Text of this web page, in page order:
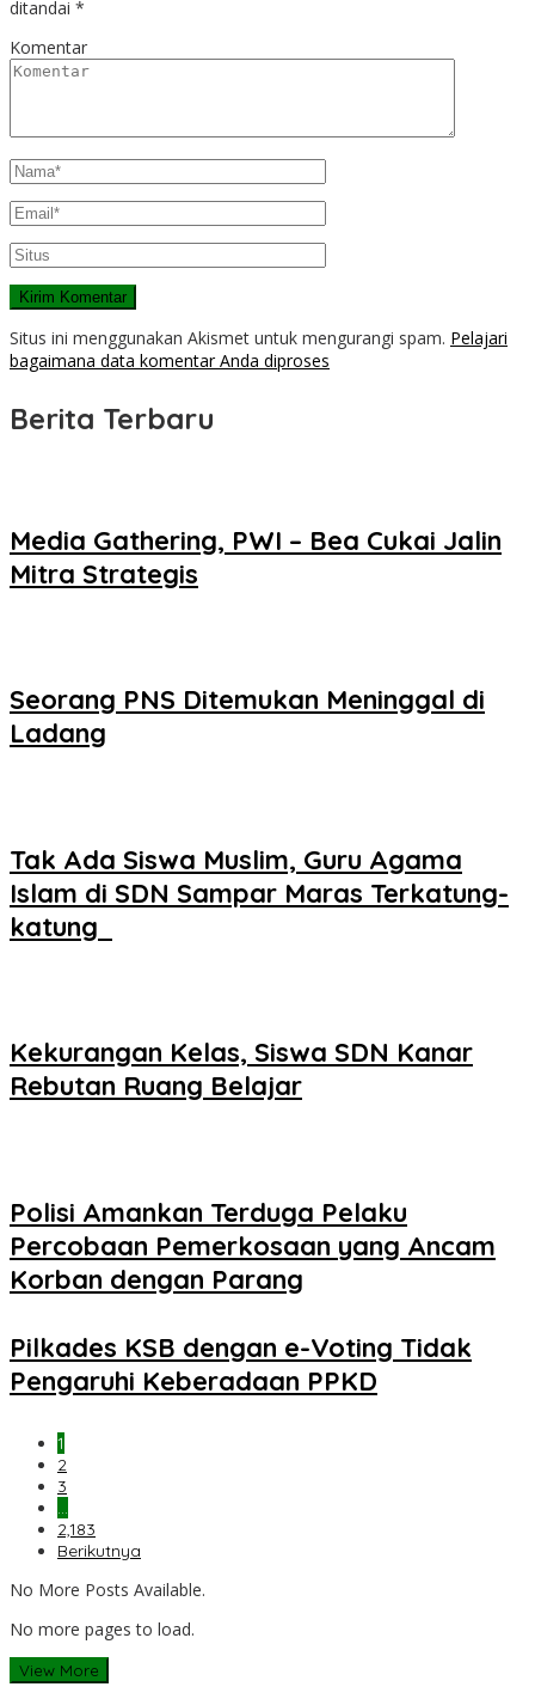
ditandai *
Komentar
Situs ini menggunakan Akismet untuk mengurangi spam. Pelajari
bagaimana data komentar Anda diproses
Berita Terbaru
Media Gathering, PWI – Bea Cukai Jalin
Mitra Strategis
Seorang PNS Ditemukan Meninggal di
Ladang
Tak Ada Siswa Muslim, Guru Agama
Islam di SDN Sampar Maras Terkatung-
katung ‎
Kekurangan Kelas, Siswa SDN Kanar
Rebutan Ruang Belajar
Polisi Amankan Terduga Pelaku
Percobaan Pemerkosaan yang Ancam
Korban dengan Parang
Pilkades KSB dengan e-Voting Tidak
Pengaruhi Keberadaan PPKD
1
2
3
…
2,183
Berikutnya
No More Posts Available.
No more pages to load.
View More